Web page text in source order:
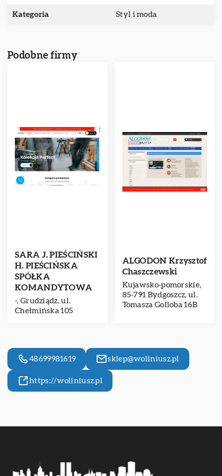
Kategoria Styl i moda
Podobne firmy
SARA J. PIEŚCIŃSKI
H. PIEŚCIŃSKA
SPÓŁKA
KOMANDYTOWA
-, Grudziądz, ul.
Chełmińska 105
ALGODON Krzysztof
Chaszczewski
Kujawsko-pomorskie,
85-791 Bydgoszcz, ul.
Tomasza Golloba 16B
48699981619 sklep@woliniusz.pl
https://woliniusz.pl